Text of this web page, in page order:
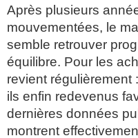
Après plusieurs
mouvementées, le
semble retrouver
équilibre. Pour les
revient régulièrement
ils enfin redevenus
dernières données
montrent